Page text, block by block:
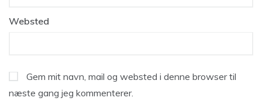
Websted
Gem mit navn, mail og websted i denne browser til
næste gang jeg kommenterer.